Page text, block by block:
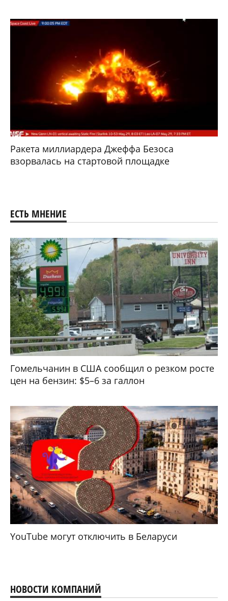
Ракета миллиардера Джеффа Безоса
взорвалась на стартовой площадке
ЕСТЬ МНЕНИЕ
Гомельчанин в США сообщил о резком росте
цен на бензин: $5–6 за галлон
YouTube могут отключить в Беларуси
НОВОСТИ КОМПАНИЙ